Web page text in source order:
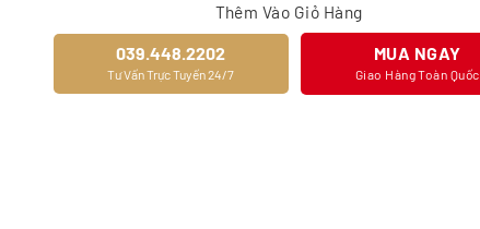
Thêm Vào Giỏ Hàng
039.448.2202
Tư Vấn Trực Tuyến 24/7
MUA NGAY
Giao Hàng Toàn Quốc